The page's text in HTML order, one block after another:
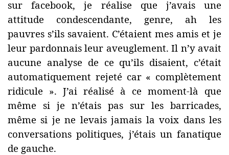
sur facebook, je réalise que j’avais une
attitude condescendante, genre, ah les
pauvres s’ils savaient. C’étaient mes amis et je
leur pardonnais leur aveuglement. Il n’y avait
aucune analyse de ce qu’ils disaient, c’était
automatiquement rejeté car « complètement
ridicule ». J’ai réalisé à ce moment-là que
même si je n’étais pas sur les barricades,
même si je ne levais jamais la voix dans les
conversations politiques, j’étais un fanatique
de gauche.